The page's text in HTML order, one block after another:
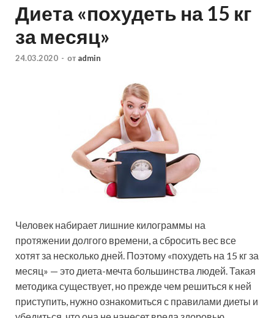
Диета «похудеть на 15 кг
за месяц»
24.03.2020 - от admin
Человек набирает лишние килограммы на
протяжении долгого времени, а сбросить вес все
хотят за несколько дней. Поэтому «похудеть на 15 кг за
месяц» — это диета-мечта большинства людей. Такая
методика существует, но прежде чем решиться к ней
приступить, нужно ознакомиться с правилами диеты и